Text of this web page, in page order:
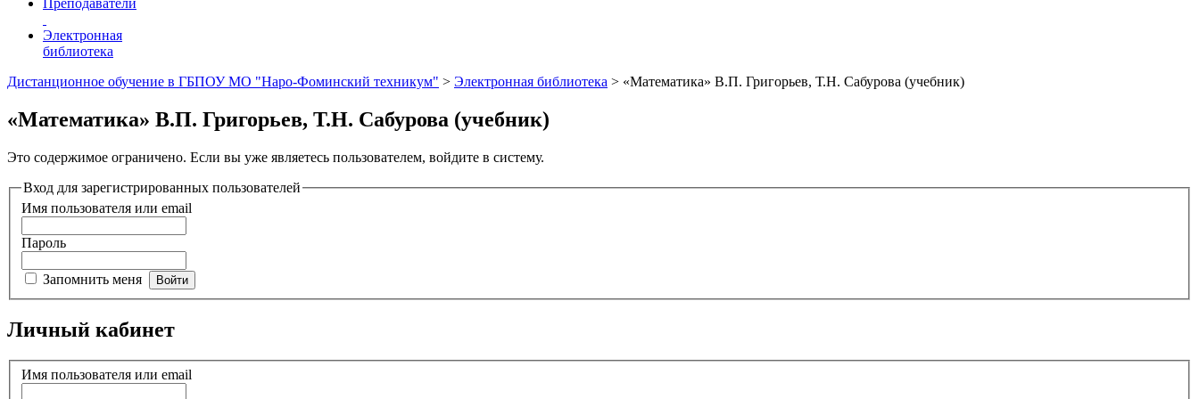
Преподаватели
Электронная
библиотека
Дистанционное обучение в ГБПОУ МО "Наро-Фоминский техникум" > Электронная библиотека > «Математика» В.П. Григорьев, Т.Н. Сабурова (учебник)
«Математика» В.П. Григорьев, Т.Н. Сабурова (учебник)
Это содержимое ограничено. Если вы уже являетесь пользователем, войдите в систему.
Вход для зарегистрированных пользователей
Имя пользователя или email
Пароль
Запомнить меня
Личный кабинет
Имя пользователя или email